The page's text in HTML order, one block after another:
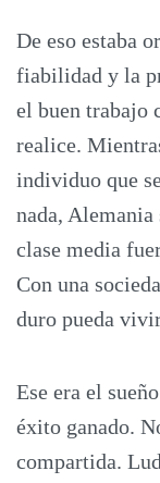
De eso estaba
fiabilidad y la
el buen trabajo
realice.
individuo que
nada,
clase media
Con una
duro pueda
Ese era el
éxito ganado.
compartida.